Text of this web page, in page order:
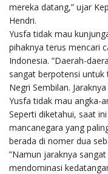
mereka datang,” ujar
Hendri.
Yusfa tidak mau
pihaknya terus mencari
Indonesia. ”Daerah-
sangat berpotensi
Negri Sembilan.
Yusfa tidak mau angka-
Seperti diketahui, saat
mancanegara yang
berada di nomer dua
”Namun jaraknya
mendominasi